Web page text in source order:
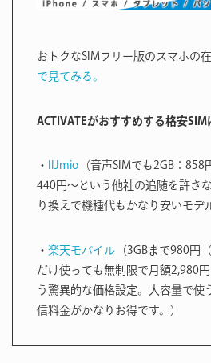
おトクなSIMフリー版のスマホの
で見てみる。
ACTIVATEがおすすめする格安SIM
・ IIJmio （音声SIMでも2GB：858
440円〜という他社の追随を許さ
り換えで機種代もかなり安いモデ
・ 楽天モバイル （3GBまで980円
だけ使っても無制限で月額2,980
う驚異的な価格設定。大容量で使
信料金がかなりお得です。）